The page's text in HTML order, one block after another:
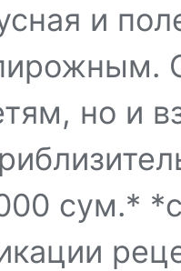
и
но и
сум.*